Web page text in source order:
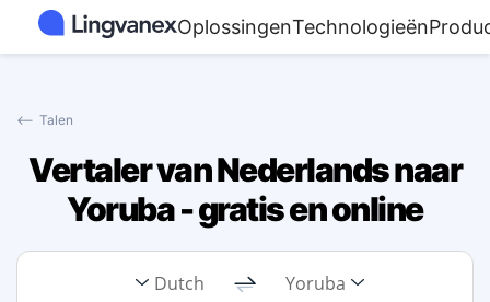
OplossingenTechnologieën
⟵ Talen
Vertaler van Nederlands naar
Yoruba - gratis en online
Dutch Yoruba